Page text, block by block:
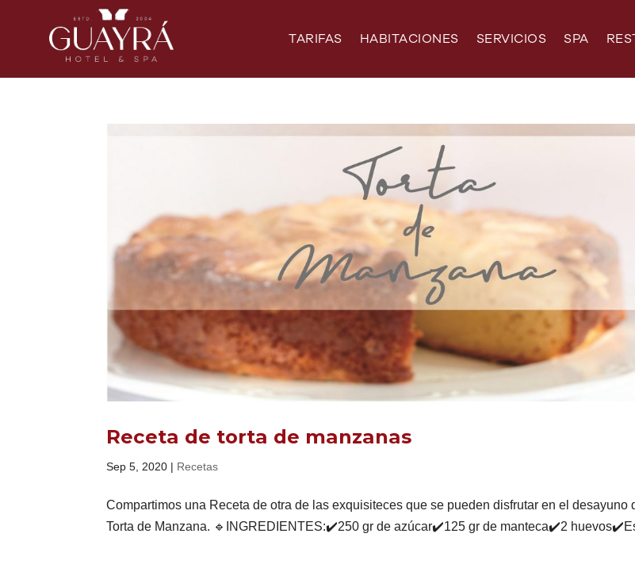
TARIFAS HABITACIONES SERVICIOS SPA
Receta de torta de manzanas
Sep 5, 2020 | Recetas
Compartimos una Receta de otra de las exquisiteces que se pueden disfrutar en el desayuno
Torta de Manzana. 🔹INGREDIENTES:✔️250 gr de azúcar✔️125 gr de manteca✔️2